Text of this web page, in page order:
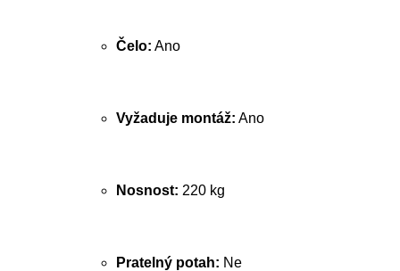
Čelo: Ano
Vyžaduje montáž: Ano
Nosnost: 220 kg
Pratelný potah: Ne